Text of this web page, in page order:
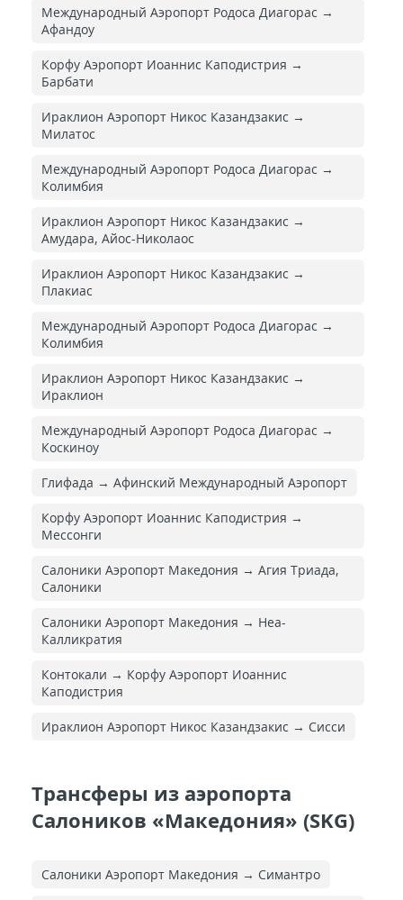
Международный Аэропорт Родоса Диагорас →
Афандоу
Корфу Аэропорт Иоаннис Каподистрия →
Барбати
Ираклион Аэропорт Никос Казандзакис →
Милатос
Международный Аэропорт Родоса Диагорас →
Колимбия
Ираклион Аэропорт Никос Казандзакис →
Амудара, Айос-Николаос
Ираклион Аэропорт Никос Казандзакис →
Плакиас
Международный Аэропорт Родоса Диагорас →
Колимбия
Ираклион Аэропорт Никос Казандзакис →
Ираклион
Международный Аэропорт Родоса Диагорас →
Коскиноу
Глифада → Афинский Международный Аэропорт
Корфу Аэропорт Иоаннис Каподистрия →
Мессонги
Салоники Аэропорт Македония → Агия Триада,
Салоники
Салоники Аэропорт Македония → Неа-
Калликратия
Контокали → Корфу Аэропорт Иоаннис
Каподистрия
Ираклион Аэропорт Никос Казандзакис → Сисси
Трансферы из аэропорта
Салоников «Македония» (SKG)
Салоники Аэропорт Македония → Симантро